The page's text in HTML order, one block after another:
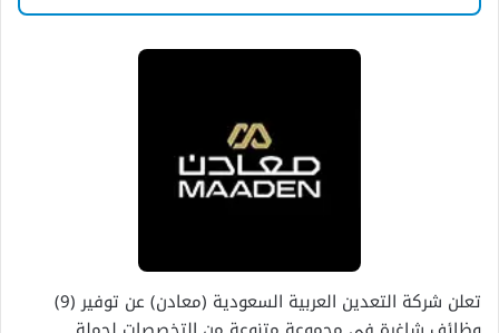
تعلن شركة التعدين العربية السعودية (معادن) عن توفير (9)